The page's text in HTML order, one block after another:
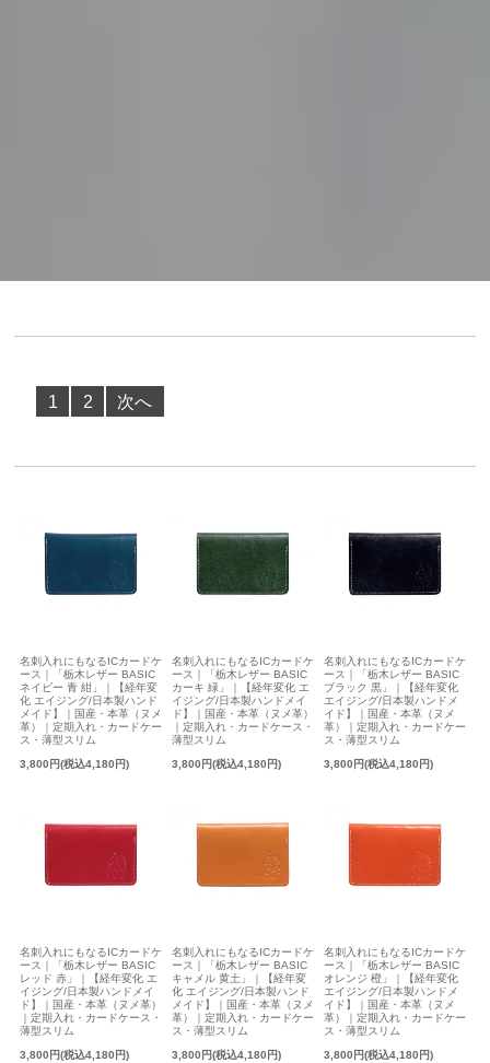
1 2 次へ
名刺入れにもなるICカードケ
ース｜「栃木レザー BASIC
ネイビー 青 紺」｜【経年変
化 エイジング/日本製ハンド
メイド】｜国産・本革（ヌメ
革）｜定期入れ・カードケー
ス・薄型スリム
3,800円(税込4,180円)
名刺入れにもなるICカードケ
ース｜「栃木レザー BASIC
カーキ 緑」｜【経年変化 エ
イジング/日本製ハンドメイ
ド】｜国産・本革（ヌメ革）
｜定期入れ・カードケース・
薄型スリム
3,800円(税込4,180円)
名刺入れにもなるICカードケ
ース｜「栃木レザー BASIC
ブラック 黒」｜【経年変化
エイジング/日本製ハンドメ
イド】｜国産・本革（ヌメ
革）｜定期入れ・カードケー
ス・薄型スリム
3,800円(税込4,180円)
名刺入れにもなるICカードケ
ース｜「栃木レザー BASIC
レッド 赤」｜【経年変化 エ
イジング/日本製ハンドメイ
ド】｜国産・本革（ヌメ革）
｜定期入れ・カードケース・
薄型スリム
3,800円(税込4,180円)
名刺入れにもなるICカードケ
ース｜「栃木レザー BASIC
キャメル 黄土」｜【経年変
化 エイジング/日本製ハンド
メイド】｜国産・本革（ヌメ
革）｜定期入れ・カードケー
ス・薄型スリム
3,800円(税込4,180円)
名刺入れにもなるICカードケ
ース｜「栃木レザー BASIC
オレンジ 橙」｜【経年変化
エイジング/日本製ハンドメ
イド】｜国産・本革（ヌメ
革）｜定期入れ・カードケー
ス・薄型スリム
3,800円(税込4,180円)